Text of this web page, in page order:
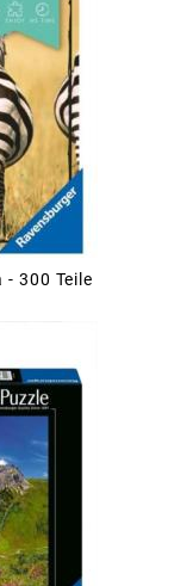
- 300 Teile